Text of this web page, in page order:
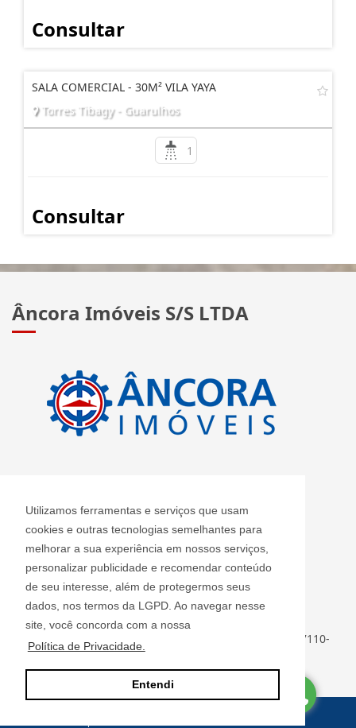
Utilizamos ferramentas e serviços que usam
cookies e outras tecnologias semelhantes para
melhorar a sua experiência em nossos serviços,
personalizar publicidade e recomendar conteúdo
de seu interesse, além de protegermos seus
dados, nos termos da LGPD. Ao navegar nesse
site, você concorda com a nossa
Política de Privacidade.
Entendi
Consultar
SALA COMERCIAL - 30M² VILA YAYA
Torres Tibagy - Guarulhos
1
Consultar
Âncora Imóveis S/S LTDA
Informações de Contato
Âncora Imóveis S/S LTDA - J 2420
ancoraimoveis@uol.com.br
(11) 2408-3955
Rua Luiz Faccini, 142 - Centro - Guarulhos - SP - CEP: 07110-
000